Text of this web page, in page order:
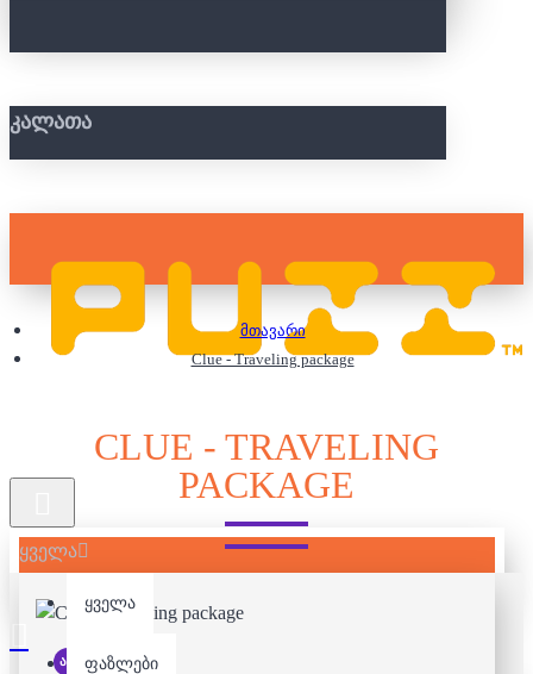
ᲙᲐᲚᲐᲗᲐ
ყველა
ყველა
ფაზლები
მთავარი
Clue - Traveling package
CLUE - TRAVELING
PACKAGE
არ არის მარაგში